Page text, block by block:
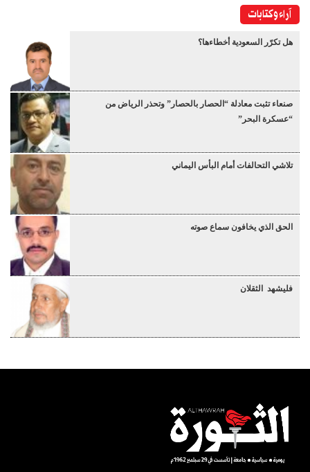
آراء وكتابات
هل تكرّر السعودية أخطاءها؟
صنعاء تثبت معادلة “الحصار بالحصار” وتحذر الرياض من
“عسكرة البحر”
تلاشي التحالفات أمام البأس اليماني
الحق الذي يخافون سماع صوته
فليشهد الثقلان